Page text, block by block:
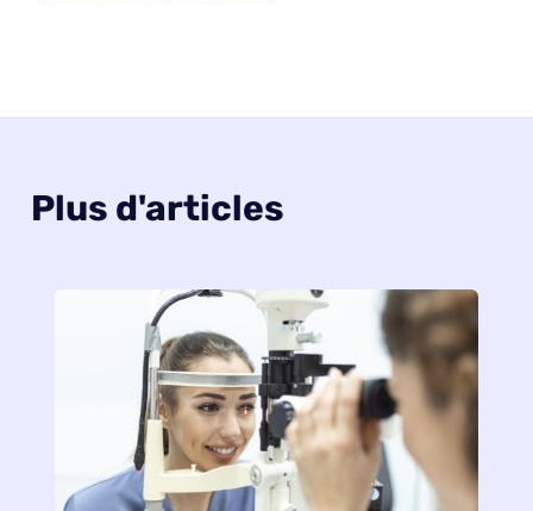
Plus d'articles